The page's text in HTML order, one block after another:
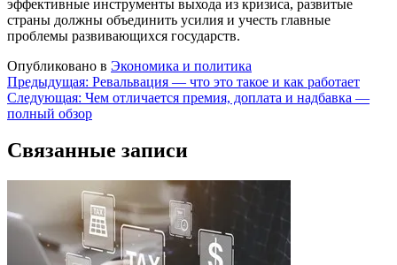
эффективные инструменты выхода из кризиса, развитые
страны должны объединить усилия и учесть главные
проблемы развивающихся государств.
Опубликовано в Экономика и политика
Навигация
по
Предыдущая: Ревальвация — что это такое и как работает
Следующая: Чем отличается премия, доплата и надбавка —
полный обзор
Связанные записи